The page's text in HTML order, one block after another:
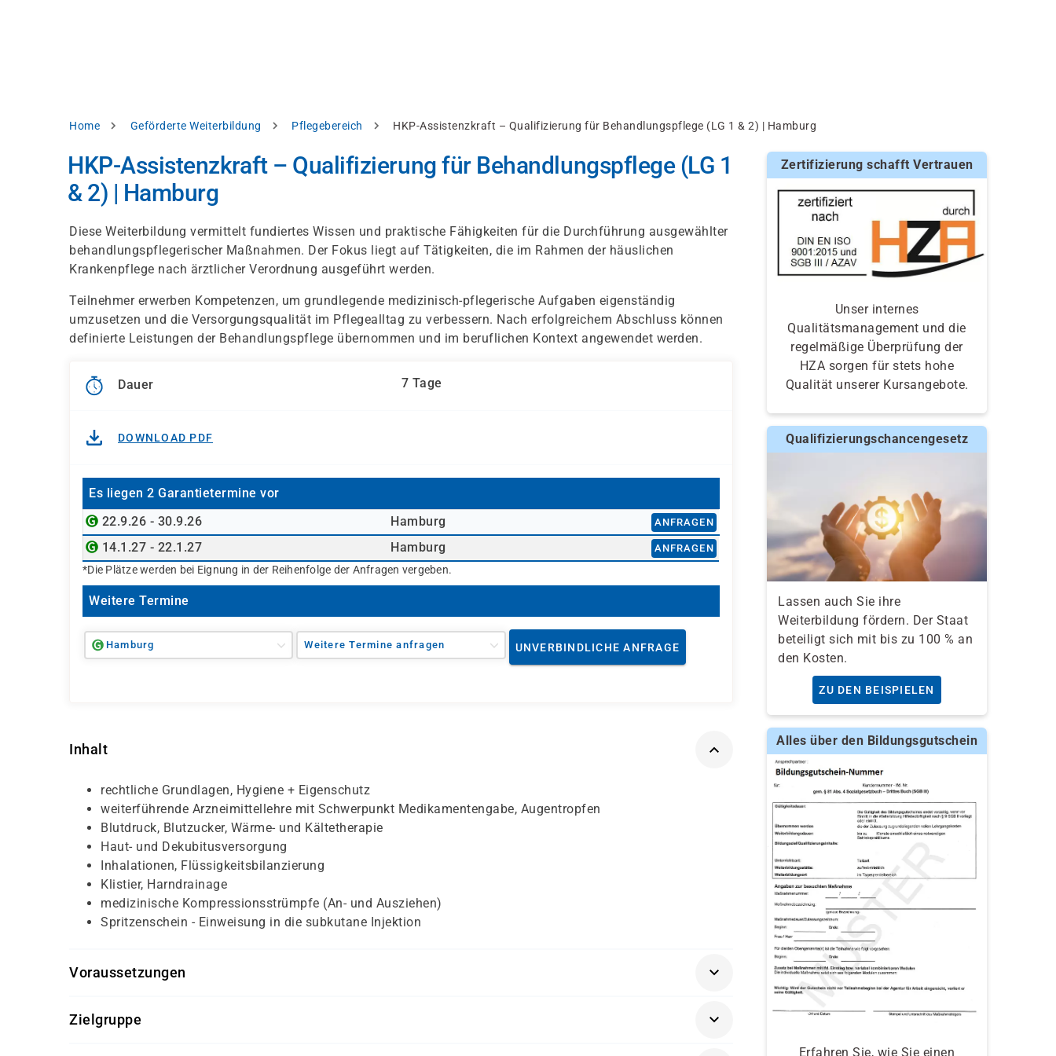
Pfadnavigation
Home Geförderte Weiterbildung Pflegebereich HKP-Assistenzkraft – Qualifizierung für Behandlungspflege (LG 1 & 2) | Hamburg
HKP-Assistenzkraft – Qualifizierung für Behandlungspflege (LG 1
& 2) | Hamburg
Diese Weiterbildung vermittelt fundiertes Wissen und praktische Fähigkeiten für die Durchführung ausgewählter
behandlungspflegerischer Maßnahmen. Der Fokus liegt auf Tätigkeiten, die im Rahmen der häuslichen
Krankenpflege nach ärztlicher Verordnung ausgeführt werden.
Teilnehmer erwerben Kompetenzen, um grundlegende medizinisch-pflegerische Aufgaben eigenständig
umzusetzen und die Versorgungsqualität im Pflegealltag zu verbessern. Nach erfolgreichem Abschluss können
definierte Leistungen der Behandlungspflege übernommen und im beruflichen Kontext angewendet werden.
Dauer 7 Tage
DOWNLOAD PDF
Es liegen 2 Garantietermine vor
22.9.26 - 30.9.26
Hamburg ANFRAGEN
14.1.27 - 22.1.27 Hamburg ANFRAGEN
*Die Plätze werden bei Eignung in der Reihenfolge der Anfragen vergeben.
Weitere Termine
Hamburg Weitere Termine anfragen UNVERBINDLICHE ANFRAGE
Inhalt
rechtliche Grundlagen, Hygiene + Eigenschutz
weiterführende Arzneimittellehre mit Schwerpunkt Medikamentengabe, Augentropfen
Blutdruck, Blutzucker, Wärme- und Kältetherapie
Haut- und Dekubitusversorgung
Inhalationen, Flüssigkeitsbilanzierung
Klistier, Harndrainage
medizinische Kompressionsstrümpfe (An- und Ausziehen)
Spritzenschein - Einweisung in die subkutane Injektion
Voraussetzungen
Grundkenntnisse im Pflegebereich
Idealerweise erste Berufserfahrung in der Pflege (z. B. mehrere Monate Tätigkeit)
Zielgruppe
Zertifizierung schafft Vertrauen
Unser internes
Qualitätsmanagement und die
regelmäßige Überprüfung der
HZA sorgen für stets hohe
Qualität unserer Kursangebote.
Qualifizierungschancengesetz
Lassen auch Sie ihre
Weiterbildung fördern. Der Staat
beteiligt sich mit bis zu 100 % an
den Kosten.
ZU DEN BEISPIELEN
Alles über den Bildungsgutschein
Erfahren Sie, wie Sie einen
Einstellungen